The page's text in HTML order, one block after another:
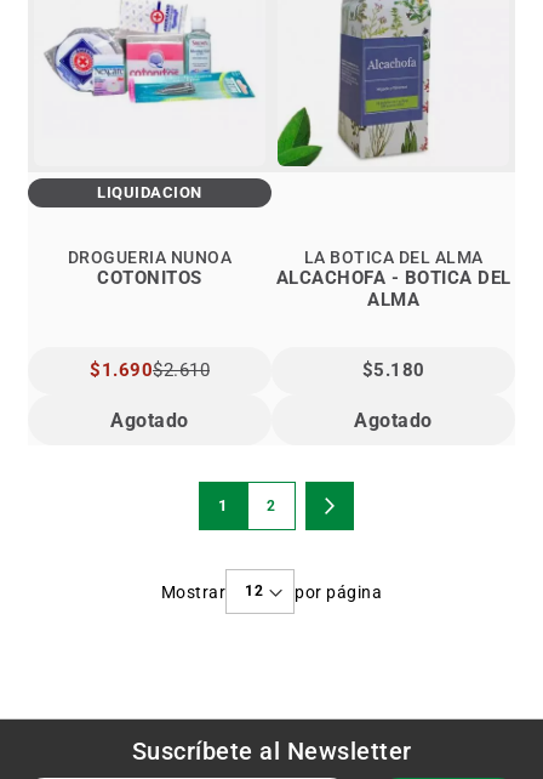
LIQUIDACIÓN
COTONITOS
DROGUERÍA ÑUÑOA
PRECIO
ESPECIAL
$1.690$2.610
Agotado
ALCACHOFA - BOTICA DEL
ALMA
LA BOTICA DEL ALMA
$5.180
Agotado
la
1
2
Mostrar por página
Suscríbete al Newsletter